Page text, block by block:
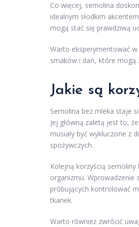
Co więcej, semolina
idealnym słodkim
mogą stać się prawdziwą
Warto eksperymentować
smaków i dań, które mogą
Jakie są
Semolina bez mleka staje
Jej główną zaletą jest to,
musiały być wykluczone z
spożywczych.
Kolejną korzyścią
organizmu.
próbujących kontrolować
tkanek.
Warto również zwrócić